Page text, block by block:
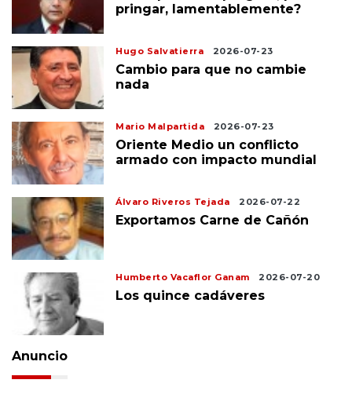
pringar, lamentablemente?
Hugo Salvatierra 2026-07-23
Cambio para que no cambie
nada
Mario Malpartida 2026-07-23
Oriente Medio un conflicto
armado con impacto mundial
Álvaro Riveros Tejada 2026-07-22
Exportamos Carne de Cañón
Humberto Vacaflor Ganam 2026-07-20
Los quince cadáveres
Anuncio